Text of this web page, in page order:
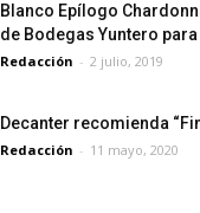
Blanco Epílogo
de Bodegas Yuntero para
Redacción - 2 julio, 2019
Decanter recomienda
Redacción - 11 mayo, 2020